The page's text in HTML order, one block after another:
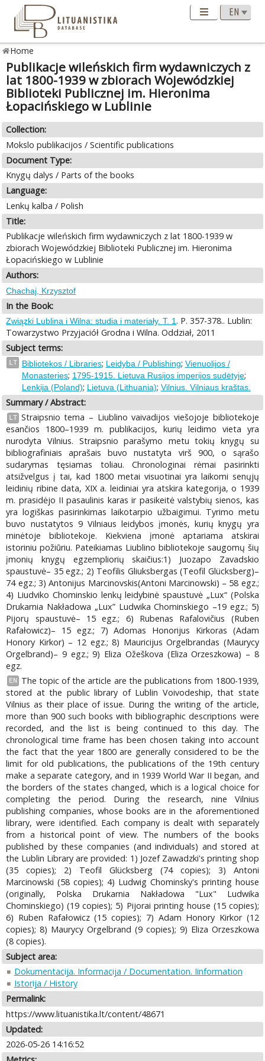
Home
Publikacje wileńskich firm wydawniczych z
lat 1800-1939 w zbiorach Wojewódzkiej
Biblioteki Publicznej im. Hieronima
Łopacińskiego w Lublinie
Collection:
Mokslo publikacijos / Scientific publications
Document Type:
Knygų dalys / Parts of the books
Language:
Lenkų kalba / Polish
Title:
Publikacje wileńskich firm wydawniczych z lat 1800-1939 w
zbiorach Wojewódzkiej Biblioteki Publicznej im. Hieronima
Łopacińskiego w Lublinie
Authors:
Chachaj, Krzysztof
In the Book:
Związki Lublina i Wilna: studia i materiały. T. 1. P. 357-378.. Lublin:
Towarzystwo Przyjaciół Grodna i Wilna. Oddział, 2011
Subject terms:
LT Bibliotekos / Libraries; Leidyba / Publishing; Vienuolijos /
Monasteries; 1795-1915. Lietuva Rusijos imperijos sudėtyje;
Lenkija (Poland); Lietuva (Lithuania); Vilnius. Vilniaus kraštas.
Summary / Abstract:
LT Straipsnio tema – Liublino vaivadijos viešojoje bibliotekoje
esančios 1800–1939 m. publikacijos, kurių leidimo vieta yra
nurodyta Vilnius. Straipsnio parašymo metu tokių knygų su
bibliografiniais aprašais buvo nustatyta virš 900, o sąrašo
sudarymas tęsiamas toliau. Chronologinai rėmai pasirinkti
atsižvelgus į tai, kad 1800 metai visuotinai yra laikomi senųjų
leidinių ribine data, XIX a. leidiniai yra atskira kategorija, o 1939
m. prasidėjo II pasaulinis karas ir pasikeitė valstybių sienos, kas
yra logiškas pasirinkimas laikotarpio užbaigimui. Tyrimo metu
buvo nustatytos 9 Vilniaus leidybos įmonės, kurių knygų yra
minėtoje bibliotekoje. Kiekviena įmonė aptariama atskirai
istoriniu požiūriu. Pateikiamas Liublino bibliotekoje saugomų šių
įmonių knygų egzempliorių skaičius:1) Juozapo Zavadskio
spaustuvė– 35 egz.; 2) Teofilis Gliuksbergas (Teofil Glücksberg)–
74 egz.; 3) Antonijus Marcinovskis(Antoni Marcinowski) – 58 egz.;
4) Liudviko Chominskio lenkų leidybinė spaustuvė „Lux“ (Polska
Drukarnia Nakładowa „Lux” Ludwika Chominskiego –19 egz.; 5)
Pijorų spaustuvė– 15 egz.; 6) Rubenas Rafalovičius (Ruben
Rafałowicz)– 15 egz.; 7) Adomas Honorijus Kirkoras (Adam
Honory Kirkor) – 12 egz.; 8) Mauricijus Orgelbrandas (Maurycy
Orgelbrand)– 9 egz.; 9) Eliza Ožeškova (Eliza Orzeszkowa) – 8
egz.
EN
The topic of the article are the publications from 1800-1939,
stored at the public library of Lublin Voivodeship, that state
Vilnius as their place of issue. During the writing of the article,
more than 900 such books with bibliographic descriptions were
recorded, and the list is being continued to this day. The
chronological time frame has been chosen taking into account
the fact that the year 1800 are generally considered to be the
limit for old publications, the publications of the 19th century
make a separate category, and in 1939 World War II began, and
the borders of the states changed, which is a logical choice for
completing the period. During the research, nine Vilnius
publishing companies, whose books are in the aforementioned
library, were identified. Each company is dealt with separately
from a historical point of view. The numbers of the books
published by these companies (and individuals) and stored at
the Lublin Library are provided: 1) Jozef Zawadzki's printing shop
(35 copies); 2) Teofil Glücksberg (74 copies); 3) Antoni
Marcinowski (58 copies); 4) Ludwig Chominsky's printing house
(originally, Polska Drukarnia Nakładowa "Lux" Ludwika
Chominskiego) (19 copies); 5) Pijorai printing house (15 copies);
6) Ruben Rafałowicz (15 copies); 7) Adam Honory Kirkor (12
copies); 8) Maurycy Orgelbrand (9 copies); 9) Eliza Orzeszkowa
(8 copies).
Subject area:
Dokumentacija. Informacija / Documentation. Iinformation
Istorija / History
Permalink:
https://www.lituanistika.lt/content/48671
Updated:
2026-05-26 14:16:52